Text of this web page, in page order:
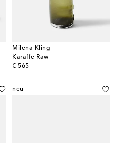
Milena Kling
Karaffe Raw
€ 565
original price
neu